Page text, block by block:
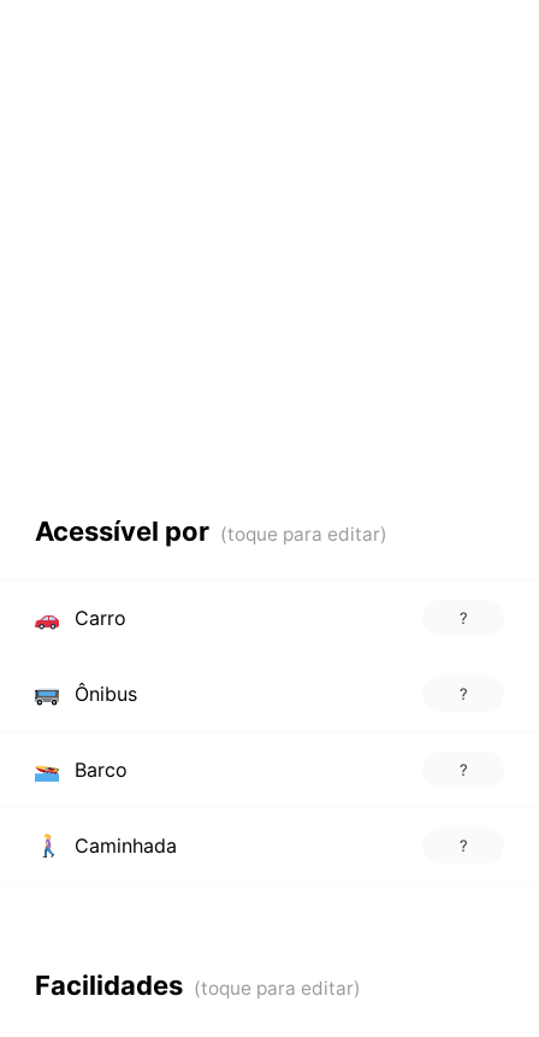
Acessível por
Carro ?
Ônibus ?
Barco ?
Caminhada ?
Facilidades